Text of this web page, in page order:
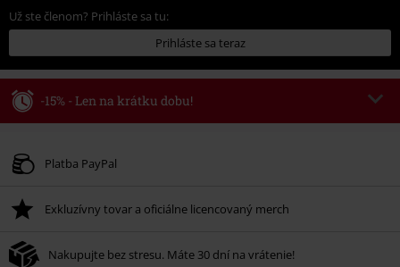
Už ste členom? Prihláste sa tu:
Prihláste sa teraz
-15% - Len na krátku dobu!
Platné do 8/9/26
Po zadaní kódu v košíku, sa zľava uplatní automaticky.
Nemožno kombinovať s inými akciovými kódmi. Zľava sa nevzťahuje na:
knihy, médiá, vstupenky, Rammstein, (Till) Lindemann, Böhse Onkelz,
Platba PayPal
Exkluzívny tovar a oficiálne licencovaný merch
Nakupujte bez stresu. Máte 30 dní na vrátenie!